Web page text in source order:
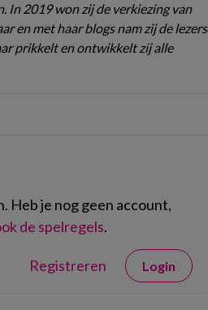
In 2019 won zij de verkiezing van
en met haar blogs nam zij de lezers
prikkelt en ontwikkelt zij alle
Heb je nog geen account,
de spelregels.
Registreren Login